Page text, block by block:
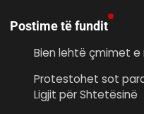
Postime të fundit
Bien lehtë çmimet
Protestohet sot
Ligjit për Shtetësinë